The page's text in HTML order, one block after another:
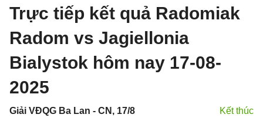
Trực tiếp kết quả Radomiak
Radom vs Jagiellonia
Bialystok hôm nay 17-08-
2025
Giải VĐQG Ba Lan - CN, 17/8 Kết thúc